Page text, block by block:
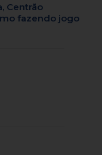
Centrão
fazendo jogo